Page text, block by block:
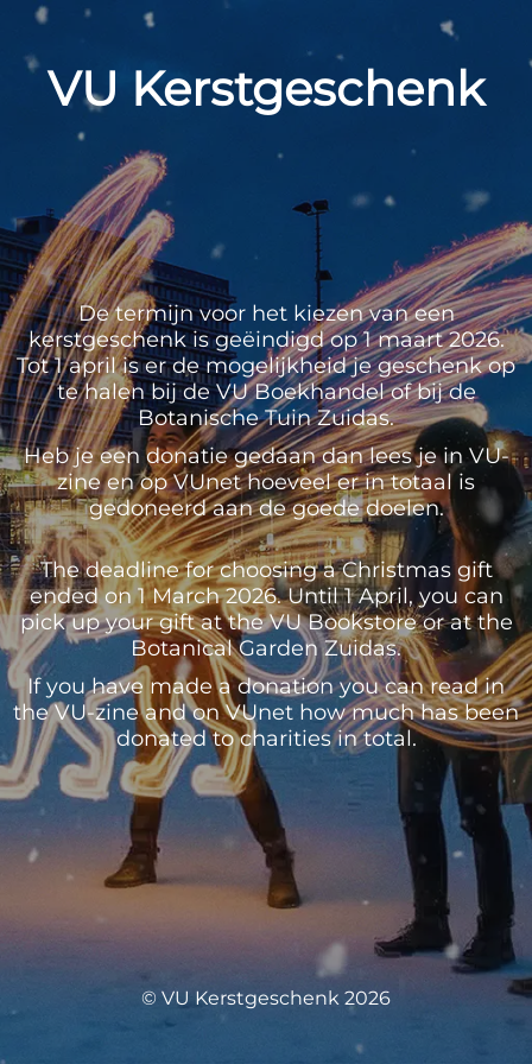
VU Kerstgeschenk
De termijn voor het kiezen van een
kerstgeschenk is geëindigd op 1 maart 2026.
Tot 1 april is er de mogelijkheid je geschenk op
te halen bij de VU Boekhandel of bij de
Botanische Tuin Zuidas.
Heb je een donatie gedaan dan lees je in VU-
zine en op VUnet hoeveel er in totaal is
gedoneerd aan de goede doelen.
The deadline for choosing a Christmas gift
ended on 1 March 2026. Until 1 April, you can
pick up your gift at the VU Bookstore or at the
Botanical Garden Zuidas.
If you have made a donation you can read in
the VU-zine and on VUnet how much has been
donated to charities in total.
© VU Kerstgeschenk 2026